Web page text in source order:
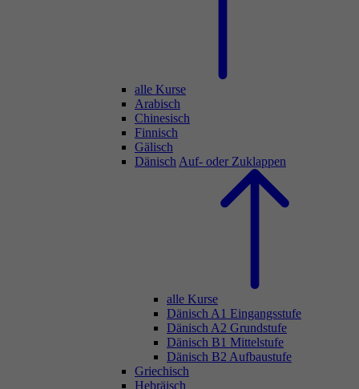
alle Kurse
Arabisch
Chinesisch
Finnisch
Gälisch
Dänisch Auf- oder Zuklappen
alle Kurse
Dänisch A1 Eingangsstufe
Dänisch A2 Grundstufe
Dänisch B1 Mittelstufe
Dänisch B2 Aufbaustufe
Griechisch
Hebräisch